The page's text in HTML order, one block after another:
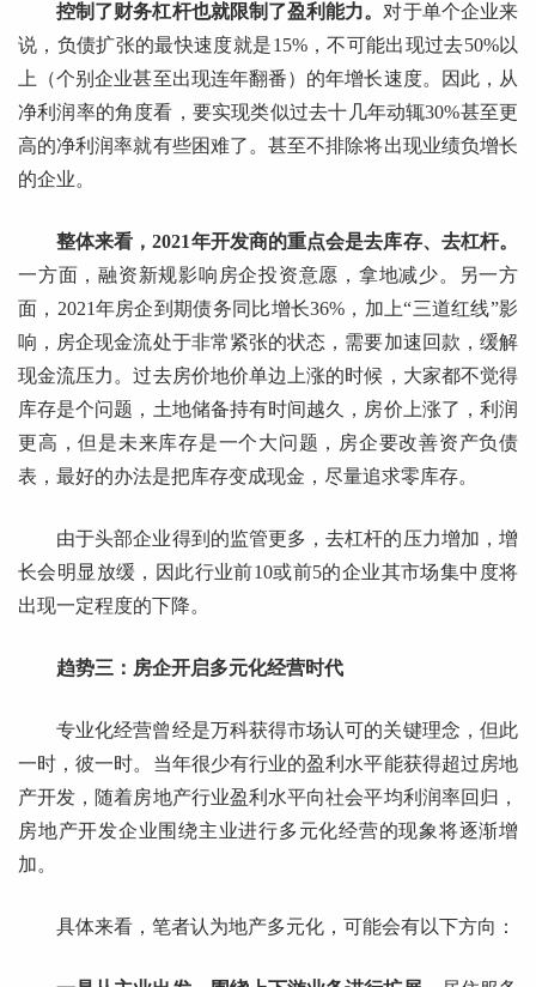
控制了财务杠杆也就限制了盈利能力。 对于单个企业来
说，负债扩张的最快速度就是15%，不可能出现过去50%以
上（个别企业甚至出现连年翻番）的年增长速度。因此，从
净利润率的角度看，要实现类似过去十几年动辄30%甚至更
高的净利润率就有些困难了。甚至不排除将出现业绩负增长
的企业。
整体来看，2021年开发商的重点会是去库存、去杠杆。
一方面，融资新规影响房企投资意愿，拿地减少。另一方
面，2021年房企到期债务同比增长36%，加上“三道红线”影
响，房企现金流处于非常紧张的状态，需要加速回款，缓解
现金流压力。过去房价地价单边上涨的时候，大家都不觉得
库存是个问题，土地储备持有时间越久，房价上涨了，利润
更高，但是未来库存是一个大问题，房企要改善资产负债
表，最好的办法是把库存变成现金，尽量追求零库存。
由于头部企业得到的监管更多，去杠杆的压力增加，增
长会明显放缓，因此行业前10或前5的企业其市场集中度将
出现一定程度的下降。
趋势三：房企开启多元化经营时代
专业化经营曾经是万科获得市场认可的关键理念，但此
一时，彼一时。当年很少有行业的盈利水平能获得超过房地
产开发，随着房地产行业盈利水平向社会平均利润率回归，
房地产开发企业围绕主业进行多元化经营的现象将逐渐增
加。
具体来看，笔者认为地产多元化，可能会有以下方向：